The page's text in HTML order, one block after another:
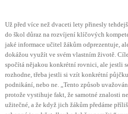
Už před více než dvaceti lety přinesly
do škol důraz na rozvíjení klíčových
jaké informace učitel žákům odprezentuje,
dokážou využít ve svém vlastním životě.
spočítá nějakou konkrétní rovnici, ale jestli
rozhodne, třeba jestli si vzít konkrétní
podnikání, nebo ne. „Tento způsob
protože vystihuje fakt, že samotné znalosti
užitečné, a že když jich žákům předáme